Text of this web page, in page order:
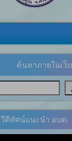
ค้นหาภายในเว็บ
วีดีทัศน์แนะนำ อบต.